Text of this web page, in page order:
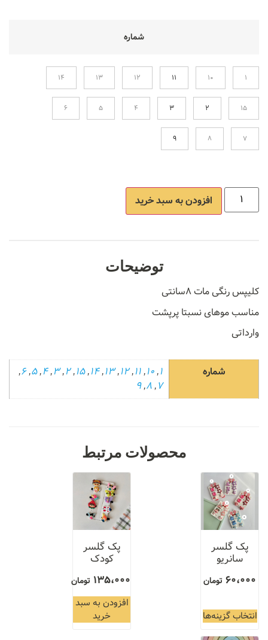
شماره
1
10
11
12
13
14
15
2
3
4
5
6
7
8
9
افزودن به سبد خرید
توضیحات
کلیپس رنگی مات ۸سانتی
مناسب موهای نسبتا پرپشت
وارداتی
شماره 1
,
10
,
11
,
12
,
13
,
14
,
15
,
2
,
3
,
4
,
5
,
6
,
7
,
8
,
9
محصولات مرتبط
پک گلسر
سانریو
60،000 تومان
انتخاب گزینه‌ها
پک گلسر
کودک
135،000 تومان
افزودن به سبد
خرید